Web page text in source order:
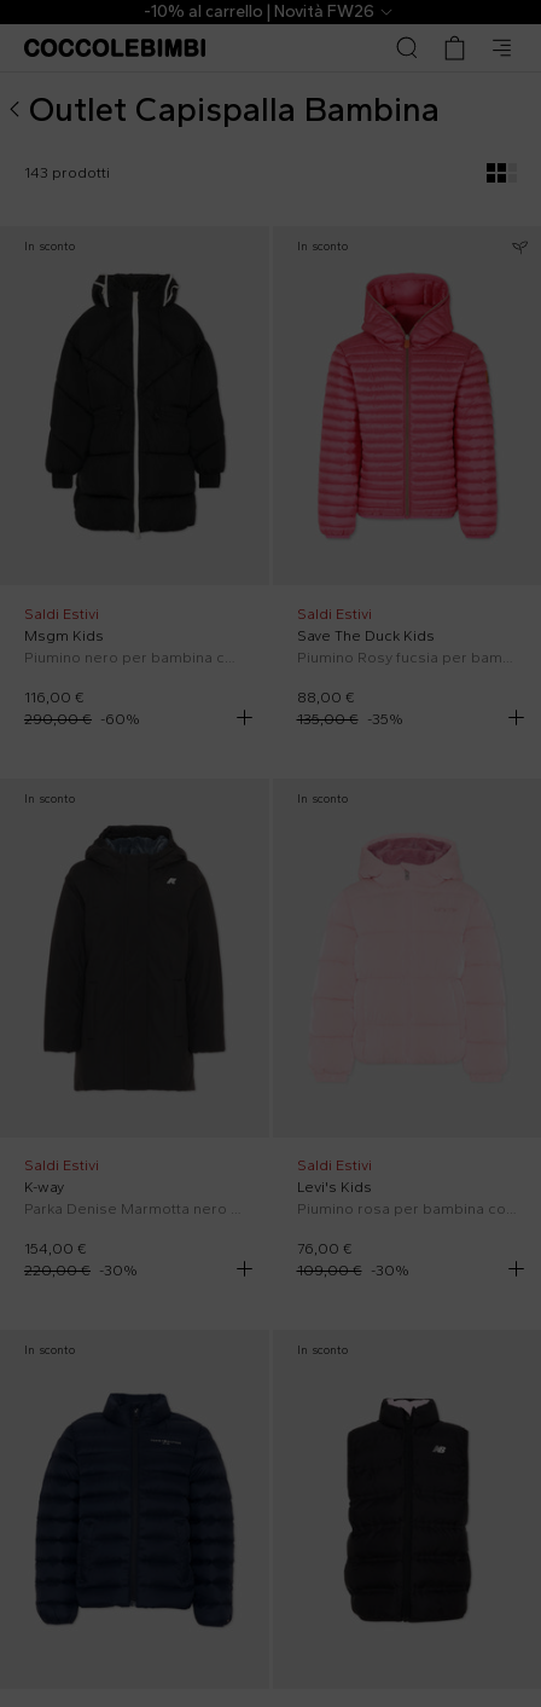
The Outlet | Dal -40% al -
Outlet Capispalla Bambina
143 prodotti
In sconto
Saldi Estivi
Msgm Kids
116,00 €
290,00 € -60%
In sconto
Saldi Estivi
Save The Duck Kids
88,00 €
135,00 €
-35%
In sconto
Saldi Estivi
K-way
Parka Denise Marmotta nero per bambina con logo
154,00 €
220,00 € -30%
In sconto
Saldi Estivi
Levi's Kids
Piumino rosa per bambina con logo
76,00 €
109,00 €
-30%
In sconto In sconto
▷ Outlet Capispalla Bambina Firmati | CoccoleBimbi